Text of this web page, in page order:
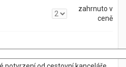
zahrnuto v
ceně